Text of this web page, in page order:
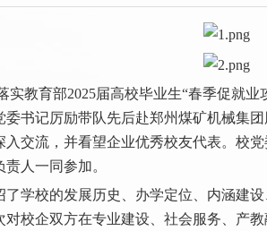
育部2025届高校毕业生“春季促就业
书记厉励带队先后赴郑州煤矿机械集
入交流，并看望企业优秀校友代表。校
人一同参加。
校的发展历史、办学定位、内涵建设
校企双方在专业建设、社会服务、产